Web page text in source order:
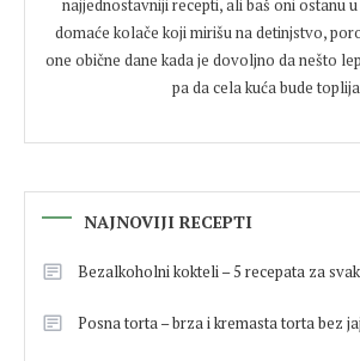
najjednostavniji recepti, ali baš oni ostanu
domaće kolače koji mirišu na detinjstvo,
one obične dane kada je dovoljno da nešto
pa da cela kuća bude
NAJNOVIJI RECEPTI
Bezalkoholni kokteli – 5 recepata za
Posna torta – brza i kremasta torta bez